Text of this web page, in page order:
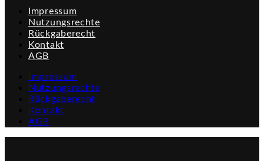
Impressum
Nutzungsrechte
Rückgaberecht
Kontakt
AGB
Impressum
Nutzungsrechte
Rückgaberecht
Kontakt
AGB